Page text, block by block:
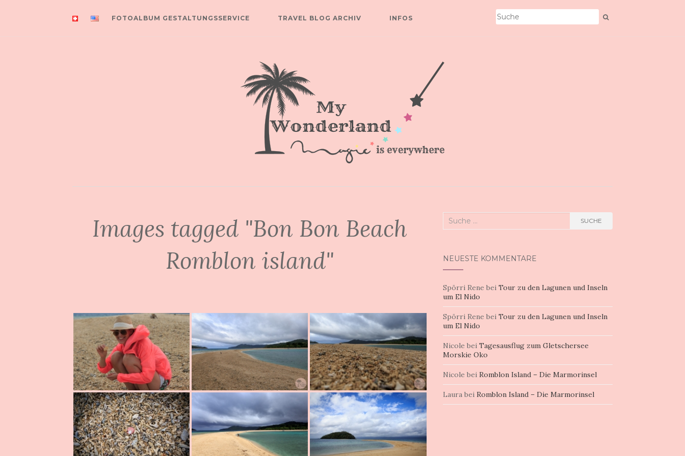
FOTOALBUM GESTALTUNGSSERVICE TRAVEL BLOG ARCHIV INFOS
Images tagged "Bon Bon Beach
Romblon island"
Suche
SUCHE
NEUESTE KOMMENTARE
Spörri Rene bei Tour zu den Lagunen und Inseln
um El Nido
Spörri Rene bei Tour zu den Lagunen und Inseln
um El Nido
Nicole bei Tagesausflug zum Gletschersee
Morskie Oko
Nicole bei Romblon Island – Die Marmorinsel
Laurabei Romblon Island – Die Marmorinsel